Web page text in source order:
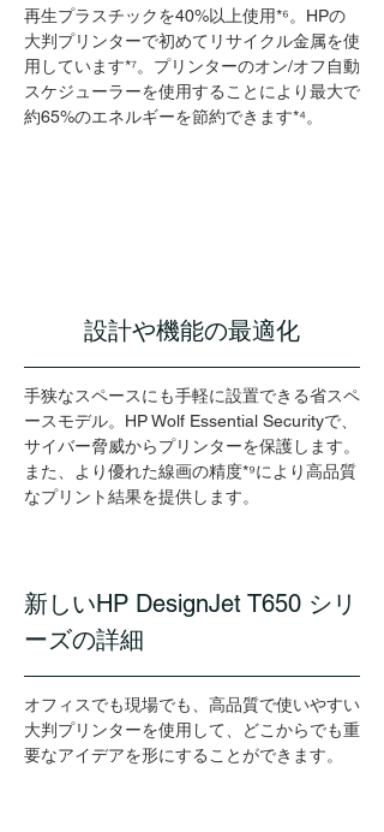
再生プラスチックを40%以上使用*⁶。HPの
大判プリンターで初めてリサイクル金属を使
用しています*⁷。プリンターのオン/オフ自動
スケジューラーを使用することにより最大で
約65%のエネルギーを節約できます*⁴。
設計や機能の最適化
手狭なスペースにも手軽に設置できる省スペ
ースモデル。HP Wolf Essential Securityで、
サイバー脅威からプリンターを保護します。
また、より優れた線画の精度*⁹により高品質
なプリント結果を提供します。
新しいHP DesignJet T650 シリ
ーズの詳細
オフィスでも現場でも、高品質で使いやすい
大判プリンターを使用して、どこからでも重
要なアイデアを形にすることができます。